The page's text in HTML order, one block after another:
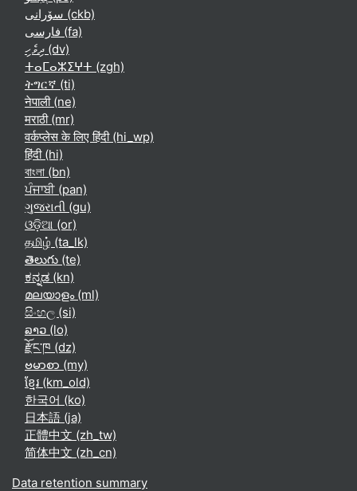
سۆرانی ‎(ckb)‎
فارسی ‎(fa)‎
ދިވެހި ‎(dv)‎
ⵜⴰⵎⴰⵣⵉⵖⵜ ‎(zgh)‎
ትግርኛ ‎(ti)‎
नेपाली ‎(ne)‎
मराठी ‎(mr)‎
वर्कप्लेस के लिए हिंदी ‎(hi_wp)‎
हिंदी ‎(hi)‎
বাংলা ‎(bn)‎
ਪੰਜਾਬੀ ‎(pan)‎
ગુજરાતી ‎(gu)‎
ଓଡ଼ିଆ ‎(or)‎
தமிழ் ‎(ta_lk)‎
తెలుగు ‎(te)‎
ಕನ್ನಡ ‎(kn)‎
മലയാളം ‎(ml)‎
සිංහල ‎(si)‎
ລາວ ‎(lo)‎
རྫོང་ཁ ‎(dz)‎
ဗမာစာ ‎(my)‎
ខ្មែរ ‎(km_old)‎
한국어 ‎(ko)‎
日本語 ‎(ja)‎
正體中文 ‎(zh_tw)‎
简体中文 ‎(zh_cn)‎
Data retention summary